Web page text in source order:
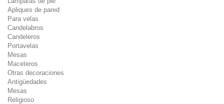
Apliques de pared
Para velas
Candelabros
Candeleros
Portavelas
Mesas
Maceteros
Otras decoraciones
Antigüedades
Mesas
Religioso